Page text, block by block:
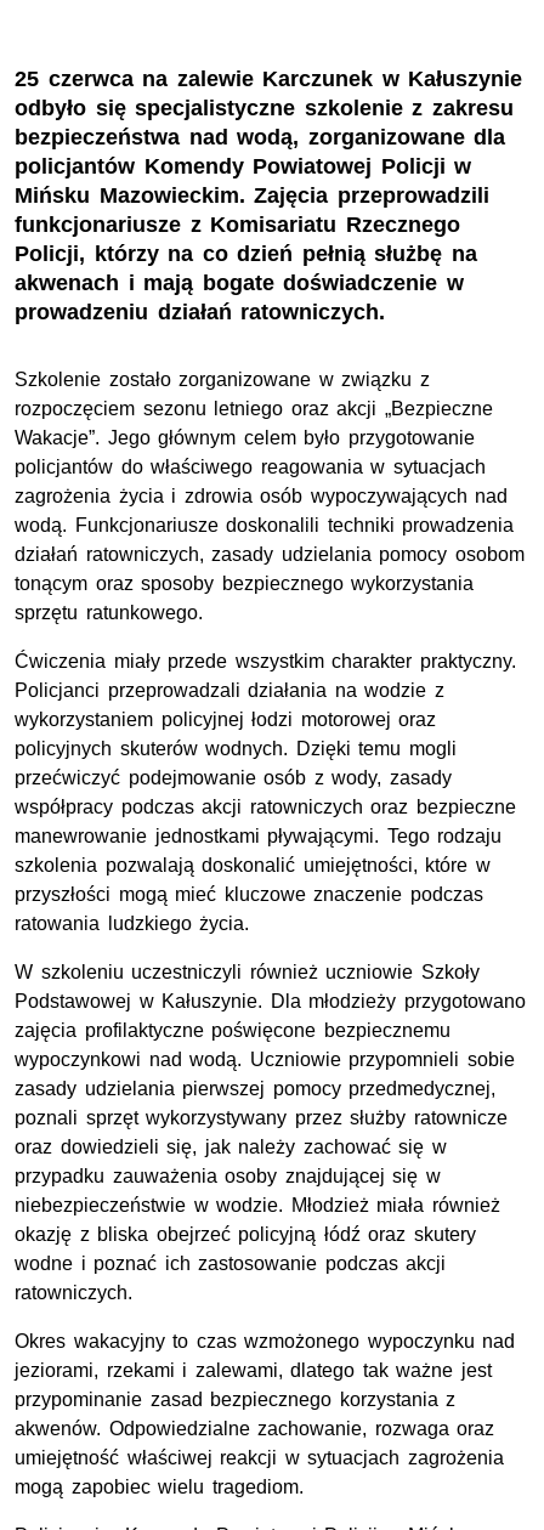
25 czerwca na zalewie Karczunek w Kałuszynie
odbyło się specjalistyczne szkolenie z zakresu
bezpieczeństwa nad wodą, zorganizowane dla
policjantów Komendy Powiatowej Policji w
Mińsku Mazowieckim. Zajęcia przeprowadzili
funkcjonariusze z Komisariatu Rzecznego
Policji, którzy na co dzień pełnią służbę na
akwenach i mają bogate doświadczenie w
prowadzeniu działań ratowniczych.
Szkolenie zostało zorganizowane w związku z
rozpoczęciem sezonu letniego oraz akcji „Bezpieczne
Wakacje”. Jego głównym celem było przygotowanie
policjantów do właściwego reagowania w sytuacjach
zagrożenia życia i zdrowia osób wypoczywających nad
wodą. Funkcjonariusze doskonalili techniki prowadzenia
działań ratowniczych, zasady udzielania pomocy osobom
tonącym oraz sposoby bezpiecznego wykorzystania
sprzętu ratunkowego.
Ćwiczenia miały przede wszystkim charakter praktyczny.
Policjanci przeprowadzali działania na wodzie z
wykorzystaniem policyjnej łodzi motorowej oraz
policyjnych skuterów wodnych. Dzięki temu mogli
przećwiczyć podejmowanie osób z wody, zasady
współpracy podczas akcji ratowniczych oraz bezpieczne
manewrowanie jednostkami pływającymi. Tego rodzaju
szkolenia pozwalają doskonalić umiejętności, które w
przyszłości mogą mieć kluczowe znaczenie podczas
ratowania ludzkiego życia.
W szkoleniu uczestniczyli również uczniowie Szkoły
Podstawowej w Kałuszynie. Dla młodzieży przygotowano
zajęcia profilaktyczne poświęcone bezpiecznemu
wypoczynkowi nad wodą. Uczniowie przypomnieli sobie
zasady udzielania pierwszej pomocy przedmedycznej,
poznali sprzęt wykorzystywany przez służby ratownicze
oraz dowiedzieli się, jak należy zachować się w
przypadku zauważenia osoby znajdującej się w
niebezpieczeństwie w wodzie. Młodzież miała również
okazję z bliska obejrzeć policyjną łódź oraz skutery
wodne i poznać ich zastosowanie podczas akcji
ratowniczych.
Okres wakacyjny to czas wzmożonego wypoczynku nad
jeziorami, rzekami i zalewami, dlatego tak ważne jest
przypominanie zasad bezpiecznego korzystania z
akwenów. Odpowiedzialne zachowanie, rozwaga oraz
umiejętność właściwej reakcji w sytuacjach zagrożenia
mogą zapobiec wielu tragediom.